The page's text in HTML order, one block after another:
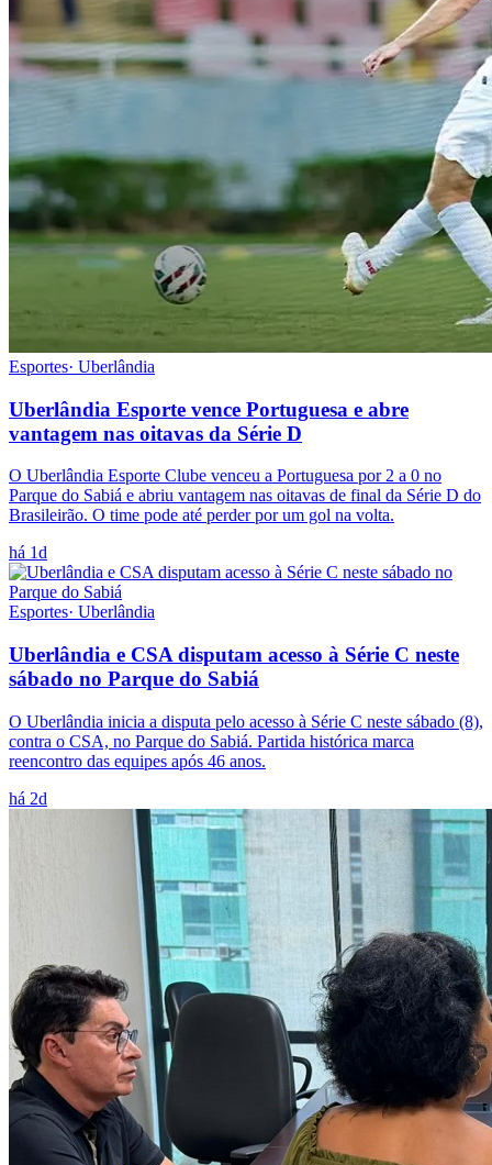
Esportes· Uberlândia
Uberlândia Esporte vence Portuguesa e abre
vantagem nas oitavas da Série D
O Uberlândia Esporte Clube venceu a Portuguesa por 2 a 0 no
Parque do Sabiá e abriu vantagem nas oitavas de final da Série D do
Brasileirão. O time pode até perder por um gol na volta.
há 1d
Esportes· Uberlândia
Uberlândia e CSA disputam acesso à Série C neste
sábado no Parque do Sabiá
O Uberlândia inicia a disputa pelo acesso à Série C neste sábado (8),
contra o CSA, no Parque do Sabiá. Partida histórica marca
reencontro das equipes após 46 anos.
há 2d